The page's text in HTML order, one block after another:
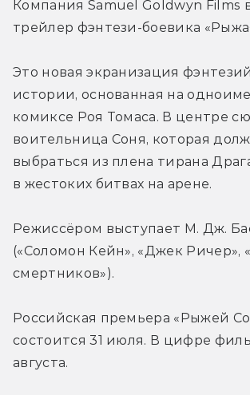
Компания Samuel Goldwyn Films
трейлер фэнтези-боевика
Это новая экранизация
истории, основанная на
комиксе Роя Томаса. В центре
воительница Соня, которая
выбраться из плена тирана
в жестоких битвах на арене.
Режиссёром выступает М. Дж.
(«Соломон Кейн», «Джек Ричер»,
смертников»).
Российская премьера «Рыжей
состоится 31 июля. В цифре
августа.